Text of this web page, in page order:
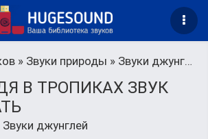
» Звуки природы » Звуки джунглей
В ТРОПИКАХ ЗВУК
Звуки джунглей